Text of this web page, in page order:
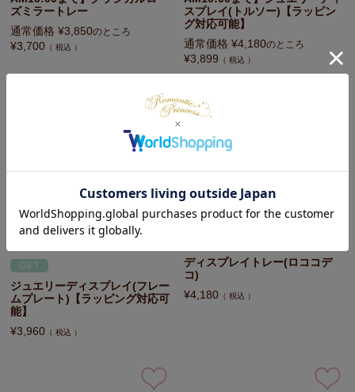
ズミラートレー
通常価格 ¥3,850のところ
¥3,700 税込
スプレイ(トルソー)【ラッピン
グ対応可能】
通常価格 ¥4,180のところ
¥3,899 税込
GIFT
ジュエリーディスプレイ(フレー
ムプレート)【ラッピング対応可
能】
¥3,960 税込
ディスプレイトレー(ロココデ
コ)
¥4,180 税込